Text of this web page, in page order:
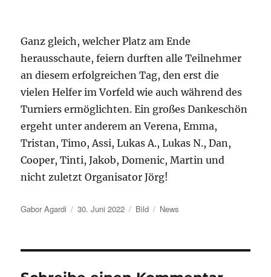
Ganz gleich, welcher Platz am Ende
herausschaute, feiern durften alle Teilnehmer
an diesem erfolgreichen Tag, den erst die
vielen Helfer im Vorfeld wie auch während des
Turniers ermöglichten. Ein großes Dankeschön
ergeht unter anderem an Verena, Emma,
Tristan, Timo, Assi, Lukas A., Lukas N., Dan,
Cooper, Tinti, Jakob, Domenic, Martin und
nicht zuletzt Organisator Jörg!
Autor
Gabor Agardi
Veröffentlicht
30. Juni 2022 Format
Bild Kategorien
News